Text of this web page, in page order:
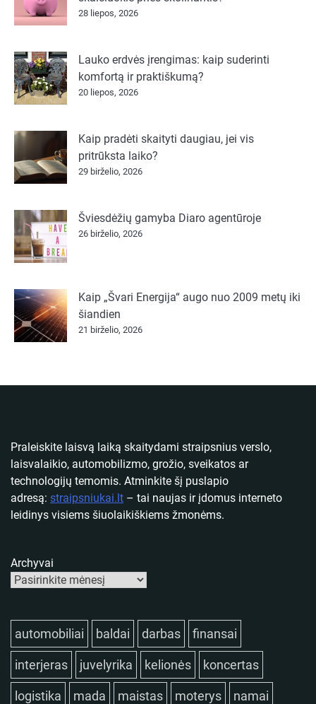
28 liepos, 2026
Lauko erdvės įrengimas: kaip suderinti
komfortą ir praktiškumą?
20 liepos, 2026
Kaip pradėti skaityti daugiau, jei vis
pritrūksta laiko?
29 birželio, 2026
Šviesdėžių gamyba Diaro agentūroje
26 birželio, 2026
Kaip „Švari Energija“ augo nuo 2009 metų iki
šiandien
21 birželio, 2026
Praleiskite laisvą laiką skaitydami straipsnius verslo,
laisvalaikio, automobilizmo, grožio, sveikatos ar
technologijų temomis. Atminkite šį puslapio
adresą: straipsniukai.lt – tai naujas ir įdomus interneto
leidinys visiems šiuolaikiškiems žmonėms.
Archyvai
automobiliai baldai darbas finansai
interjeras juvelyrika kelionės koncertas
logistika mada maistas moterys namai